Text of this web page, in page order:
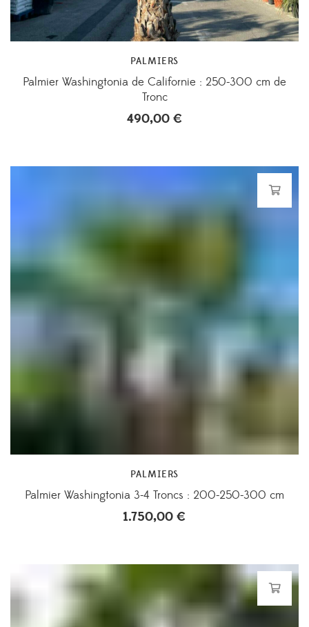
PALMIERS
Palmier Washingtonia de Californie : 250-300 cm de
Tronc
490,00 €
PALMIERS
Palmier Washingtonia 3-4 Troncs : 200-250-300 cm
1.750,00 €